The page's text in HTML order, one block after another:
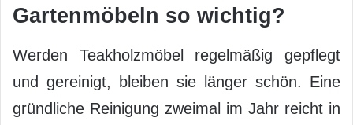
Gartenmöbeln so wichtig?
Werden Teakholzmöbel regelmäßig gepflegt
und gereinigt, bleiben sie länger schön. Eine
gründliche Reinigung zweimal im Jahr reicht in